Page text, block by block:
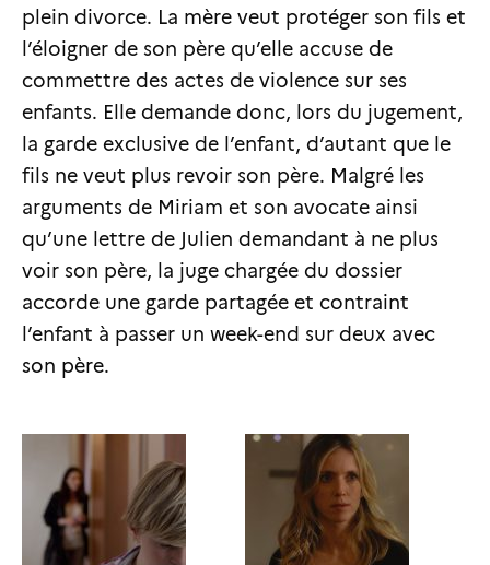
plein divorce. La mère veut protéger son fils et
l’éloigner de son père qu’elle accuse de
commettre des actes de violence sur ses
enfants. Elle demande donc, lors du jugement,
la garde exclusive de l’enfant, d’autant que le
fils ne veut plus revoir son père. Malgré les
arguments de Miriam et son avocate ainsi
qu’une lettre de Julien demandant à ne plus
voir son père, la juge chargée du dossier
accorde une garde partagée et contraint
l’enfant à passer un week-end sur deux avec
son père.